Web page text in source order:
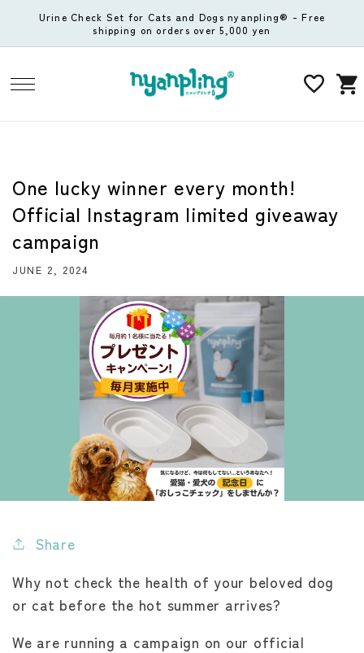
Skip to
Urine Check Set for Cats and Dogs nyanpling® - Free
shipping on orders over 5,000 yen
Cart
One lucky winner every month!
Official Instagram limited giveaway
campaign
JUNE 2, 2024
Share
Why not check the health of your beloved dog
or cat before the hot summer arrives?
We are running a campaign on our official